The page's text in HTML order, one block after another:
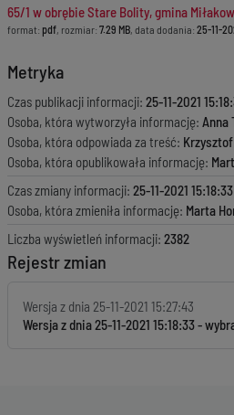
65/1 w obrębie Stare Bolity, gmina
format: pdf, rozmiar: 7.29 MB, data dodania: 25-11-
Metryka
Czas publikacji informacji: 25-11-2021
Osoba, która wytworzyła informację: Anna
Osoba, która odpowiada za treść:
Osoba, która opublikowała informację:
Czas zmiany informacji: 25-11-2021 15:18:33
Osoba, która zmieniła informację: Marta
Liczba wyświetleń informacji: 2382
Rejestr zmian
Wersja z dnia 25-11-2021 15:27:43
Wersja z dnia25-11-2021 15:18:33